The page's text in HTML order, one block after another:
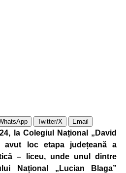
Twitter/X Email
la Colegiul Național „David
avut loc etapa județeană a
– liceu, unde unul dintre
Național „Lucian Blaga”